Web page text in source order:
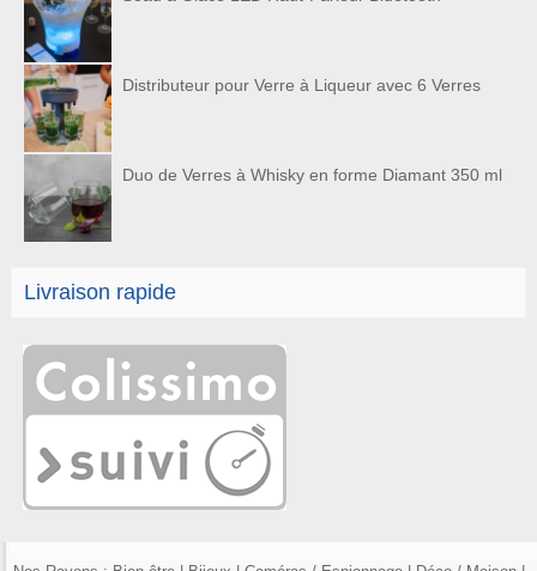
Distributeur pour Verre à Liqueur avec 6 Verres
Duo de Verres à Whisky en forme Diamant 350 ml
Livraison rapide